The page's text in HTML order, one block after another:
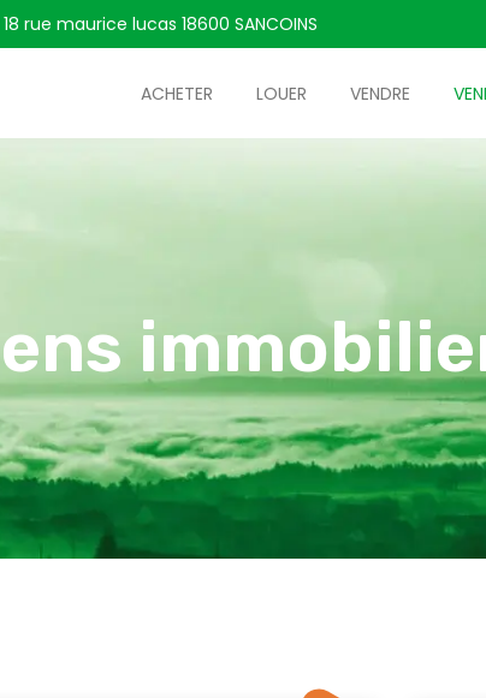
18 rue maurice lucas 18600 SANCOINS
ACHETER LOUER VENDRE